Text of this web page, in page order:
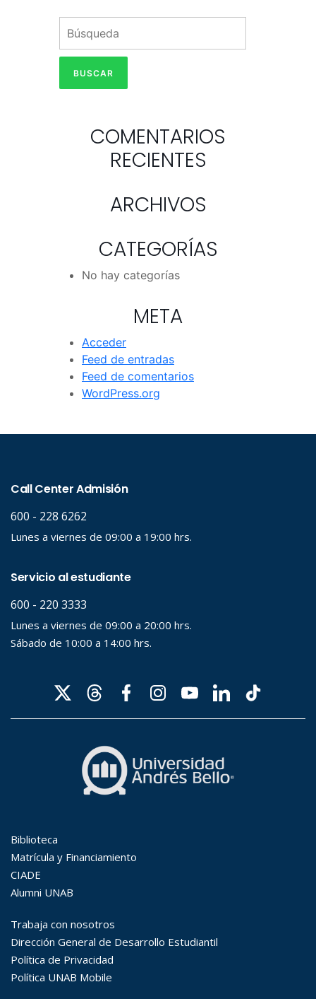
COMENTARIOS
RECIENTES
ARCHIVOS
CATEGORÍAS
No hay categorías
META
Acceder
Feed de entradas
Feed de comentarios
WordPress.org